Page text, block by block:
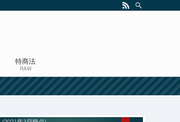
特商法
RAW